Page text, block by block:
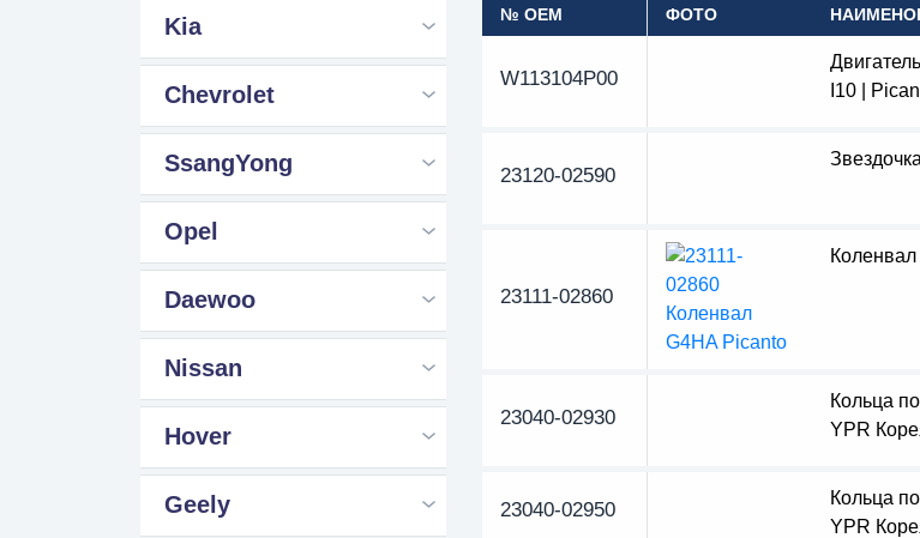
Kia
Chevrolet
SsangYong
Opel
Daewoo
Nissan
Hover
Geely
№ OEM ФОТО
W113104P00
I10 |
23120-02590
23111-02860
23040-02930
Кольца
YPR
23040-02950
Кольца
YPR